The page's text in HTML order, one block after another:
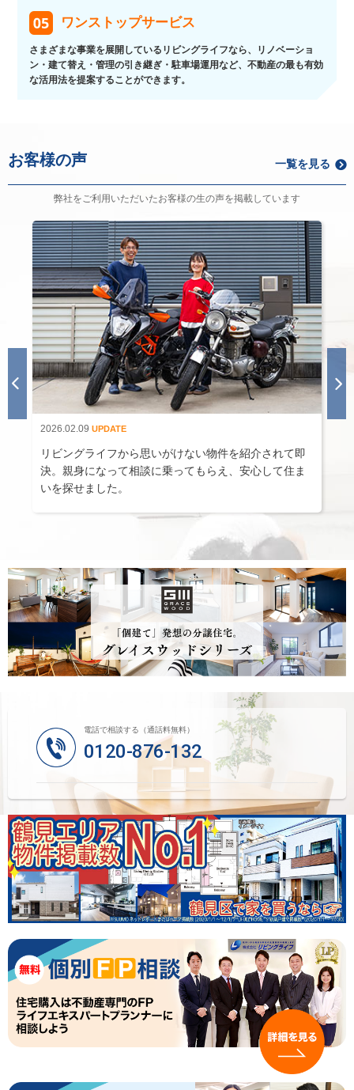
ワンストップサービス
さまざまな事業を展開しているリビングライフなら、リノベーショ
ン・建て替え・管理の引き継ぎ・駐車場運用など、不動産の最も有効
な活用法を提案することができます。
お客様の声 一覧を見る
弊社をご利用いただいたお客様の生の声を掲載しています
2026.02.09 UPDATE
リビングライフから思いがけない物件を紹介されて即
決。親身になって相談に乗ってもらえ、安心して住ま
いを探せました。
電話で相談する（通話料無料）
0120-876-132